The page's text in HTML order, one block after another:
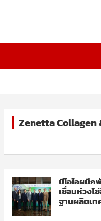
Zenetta Collagen
บีโอไอผนึก
เชื่อมห่วงโ
ฐานผลิตเท